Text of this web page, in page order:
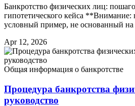
Банкротство физических лиц:
гипотетического кейса **Внимание:
условный пример, не основанный
Apr 12, 2026
Общая информация о банкротстве
Процедура банкротства
руководство